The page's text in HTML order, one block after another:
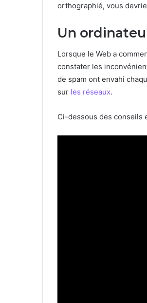
orthographié, vous
Un
Lorsque le Web a
constater les
de spam ont envahi
sur les réseaux.
Ci-dessous des conseils